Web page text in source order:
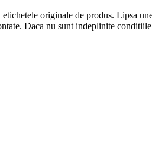
originale de produs. Lipsa
Daca nu sunt indeplinite